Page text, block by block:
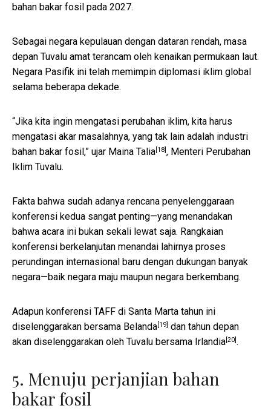
bahan bakar fosil pada 2027.
Sebagai negara kepulauan dengan dataran rendah, masa
depan Tuvalu amat terancam oleh kenaikan permukaan laut.
Negara Pasifik ini telah memimpin diplomasi iklim global
selama beberapa dekade.
“Jika kita ingin mengatasi perubahan iklim, kita harus
mengatasi akar masalahnya, yang tak lain adalah industri
bahan bakar fosil,” ujar Maina Talia[18], Menteri Perubahan
Iklim Tuvalu.
Fakta bahwa sudah adanya rencana penyelenggaraan
konferensi kedua sangat penting—yang menandakan
bahwa acara ini bukan sekali lewat saja. Rangkaian
konferensi berkelanjutan menandai lahirnya proses
perundingan internasional baru dengan dukungan banyak
negara—baik negara maju maupun negara berkembang.
Adapun konferensi TAFF di Santa Marta tahun ini
diselenggarakan bersama Belanda[19] dan tahun depan
akan diselenggarakan oleh Tuvalu bersama Irlandia[20].
5. Menuju perjanjian bahan
bakar fosil